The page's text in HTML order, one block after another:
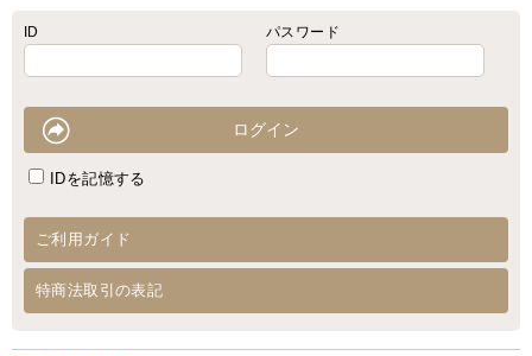
ID パスワード
IDを記憶する
ご利用ガイド
特商法取引の表記